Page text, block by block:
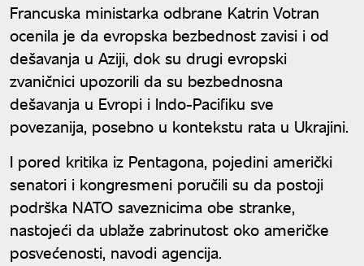
Francuska ministarka odbrane Katrin Votran
ocenila je da evropska bezbednost zavisi i od
dešavanja u Aziji, dok su drugi evropski
zvaničnici upozorili da su bezbednosna
dešavanja u Evropi i Indo-Pacifiku sve
povezanija, posebno u kontekstu rata u Ukrajini.
I pored kritika iz Pentagona, pojedini američki
senatori i kongresmeni poručili su da postoji
podrška NATO saveznicima obe stranke,
nastojeći da ublaže zabrinutost oko američke
posvećenosti, navodi agencija.